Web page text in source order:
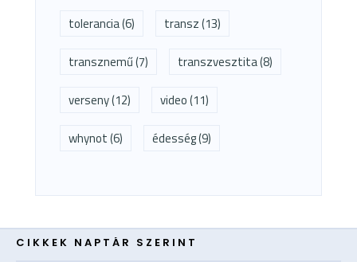
tolerancia(6) transz(13)
transznemű(7) transzvesztita(8)
verseny(12) video(11)
whynot(6) édesség(9)
CIKKEK NAPTÁR SZERINT